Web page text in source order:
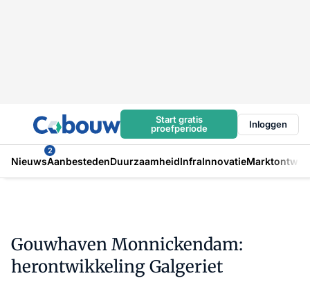
Start gratis
proefperiode
Inloggen
Nieuws
2
AanbestedenDuurzaamheidInfraInnovatie
Gouwhaven Monnickendam:
herontwikkeling Galgeriet